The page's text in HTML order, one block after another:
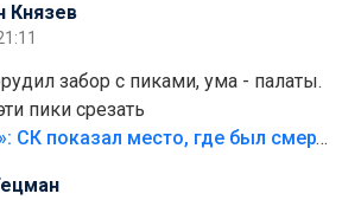
Князев
забор с пиками, ума - палаты.
пики срезать
«Попал на пику»: СК показал место, где был смертельно травмирован ребенок в Тольятти